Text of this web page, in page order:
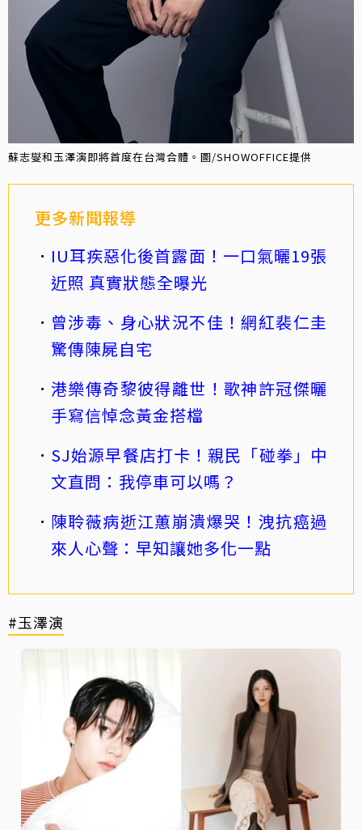
蘇志燮和玉澤演即將首度在台灣合體。圖/SHOWOFFICE提供
更多新聞報導
IU耳疾惡化後首露面！一口氣曬19張
近照 真實狀態全曝光
曾涉毒、身心狀況不佳！網紅裴仁圭
驚傳陳屍自宅
港樂傳奇黎彼得離世！歌神許冠傑曬
手寫信悼念黃金搭檔
SJ始源早餐店打卡！親民「碰拳」中
文直問：我停車可以嗎？
陳聆薇病逝江蕙崩潰爆哭！洩抗癌過
來人心聲：早知讓她多化一點
#玉澤演